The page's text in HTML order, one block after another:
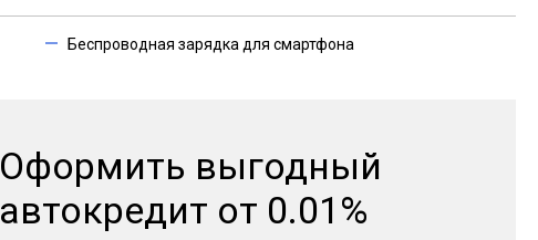
Беспроводная зарядка для смартфона
Оформить выгодный
автокредит от 0.01%